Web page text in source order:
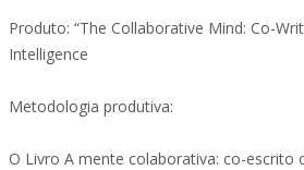
Produto: “The Collaborative Mind: Co-
Intelligence
Metodologia produtiva:
O Livro A mente colaborativa: co-escrito